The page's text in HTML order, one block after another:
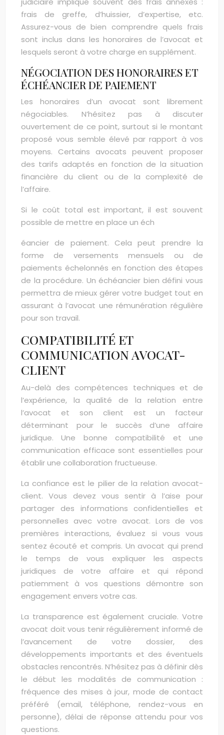
frais de greffe, d’huissier, d’expertise, etc.
Assurez-vous de bien comprendre quels frais
sont inclus dans les honoraires de l’avocat et
lesquels seront à votre charge en supplément.
NÉGOCIATION DES HONORAIRES ET
ÉCHÉANCIER DE PAIEMENT
Les honoraires d’un avocat sont librement
négociables. N’hésitez pas à discuter
ouvertement de ce point, surtout si le montant
proposé vous semble élevé par rapport à vos
moyens. Certains avocats peuvent proposer
des tarifs adaptés en fonction de la situation
financière du client ou de la complexité de
l’affaire.
Si le coût total est important, il est souvent
possible de mettre en place un éch
éancier de paiement. Cela peut prendre la
forme de versements mensuels ou de
paiements échelonnés en fonction des étapes
de la procédure. Un échéancier bien défini vous
permettra de mieux gérer votre budget tout en
assurant à l’avocat une rémunération régulière
pour son travail.
COMPATIBILITÉ ET
COMMUNICATION AVOCAT-
CLIENT
Au-delà des compétences techniques et de
l’expérience, la qualité de la relation entre
l’avocat et son client est un facteur
déterminant pour le succès d’une affaire
juridique. Une bonne compatibilité et une
communication efficace sont essentielles pour
établir une collaboration fructueuse.
La confiance est le pilier de la relation avocat-
client. Vous devez vous sentir à l’aise pour
partager des informations confidentielles et
personnelles avec votre avocat. Lors de vos
premières interactions, évaluez si vous vous
sentez écouté et compris. Un avocat qui prend
le temps de vous expliquer les aspects
juridiques de votre affaire et qui répond
patiemment à vos questions démontre son
engagement envers votre cas.
La transparence est également cruciale. Votre
avocat doit vous tenir régulièrement informé de
l’avancement de votre dossier, des
développements importants et des éventuels
obstacles rencontrés. N’hésitez pas à définir dès
le début les modalités de communication :
fréquence des mises à jour, mode de contact
préféré (email, téléphone, rendez-vous en
personne), délai de réponse attendu pour vos
questions.